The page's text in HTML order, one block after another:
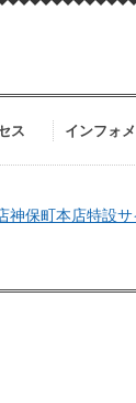
ス インフォ
神保町本店特設サ